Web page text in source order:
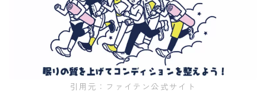
引用元：ファイテン公式サイト